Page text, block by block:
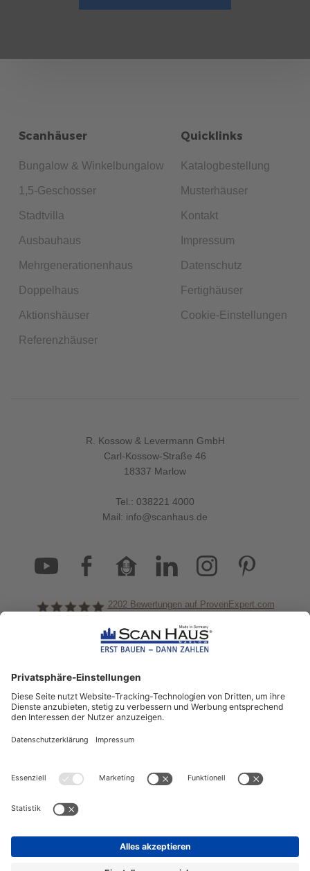
Scanhäuser
Bungalow & Winkelbungalow
1,5-Geschosser
Stadtvilla
Ausbauhaus
Mehrgenerationenhaus
Doppelhaus
Aktionshäuser
Referenzhäuser
Quicklinks
Katalogbestellung
Musterhäuser
Kontakt
Impressum
Datenschutz
Fertighäuser
Cookie-Einstellungen
R. Kossow & Levermann GmbH
Carl-Kossow-Straße 46
18337 Marlow
Tel.: 038221 4000
Mail: info@scanhaus.de
ScanHaus Marlow
2202Bewertungen auf ProvenExpert.com
informiert!
Aktuelle News rund um ScanHaus &
das Thema Hausbau
Sofort informiert über neue Artikel
ZUM NEWSLETTER ANMELDEN